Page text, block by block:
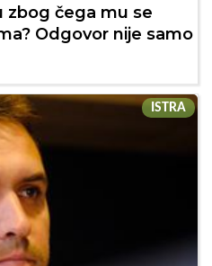
zbog čega mu se
Odgovor nije samo
ISTRA